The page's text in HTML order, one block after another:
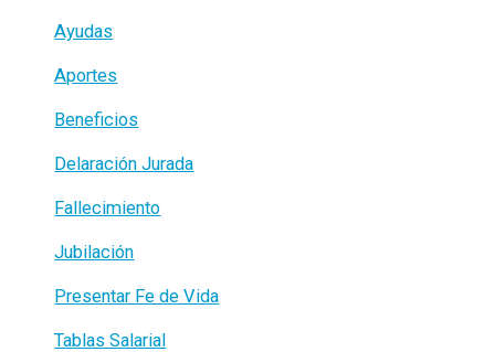
Ayudas
Aportes
Beneficios
Delaración Jurada
Fallecimiento
Jubilación
Presentar Fe de Vida
Tablas Salarial